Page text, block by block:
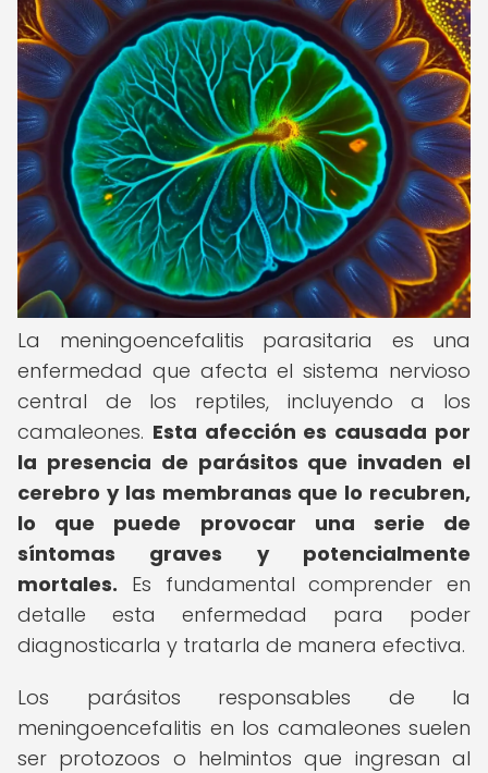
La meningoencefalitis parasitaria es una
enfermedad que afecta el sistema nervioso
central de los reptiles, incluyendo a los
camaleones. Esta afección es causada por
la presencia de parásitos que invaden el
cerebro y las membranas que lo recubren,
lo que puede provocar una serie de
síntomas graves y potencialmente
mortales. Es fundamental comprender en
detalle esta enfermedad para poder
diagnosticarla y tratarla de manera efectiva.
Los parásitos responsables de la
meningoencefalitis en los camaleones suelen
ser protozoos o helmintos que ingresan al